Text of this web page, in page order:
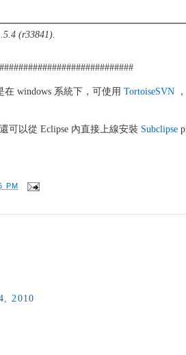
(r33841).
在 windows 系統下，可使用TortoiseSVN
可以從 Eclipse 內直接上線安裝 Subclipse
PM
2010